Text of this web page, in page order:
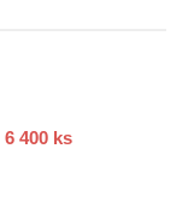
6 400 ks